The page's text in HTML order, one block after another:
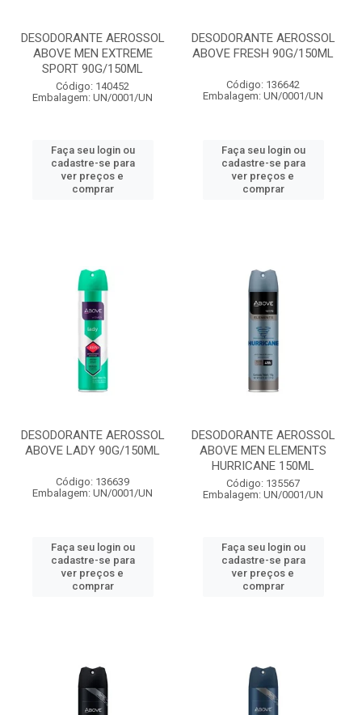
DESODORANTE AEROSSOL
ABOVE MEN EXTREME
SPORT 90G/150ML
Código: 140452
Embalagem: UN/0001/UN
Faça seu login ou
cadastre-se para
ver preços e
comprar
DESODORANTE AEROSSOL
ABOVE FRESH 90G/150ML
Código: 136642
Embalagem: UN/0001/UN
Faça seu login ou
cadastre-se para
ver preços e
comprar
DESODORANTE AEROSSOL
ABOVE LADY 90G/150ML
Código: 136639
Embalagem: UN/0001/UN
Faça seu login ou
cadastre-se para
ver preços e
comprar
DESODORANTE AEROSSOL
ABOVE MEN ELEMENTS
HURRICANE 150ML
Código: 135567
Embalagem: UN/0001/UN
Faça seu login ou
cadastre-se para
ver preços e
comprar